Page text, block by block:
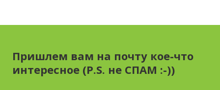
Пришлем вам на почту кое-что
интересное (P.S. не СПАМ :-))